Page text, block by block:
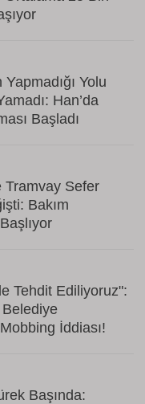
Yolu
Han’da
Başladı
Tramvay Sefer
Bakım
Tehdit Ediliyoruz":
Belediye
İddiası!
Başında: